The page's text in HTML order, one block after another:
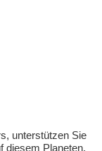
unterstützen Sie
diesem Planeten,